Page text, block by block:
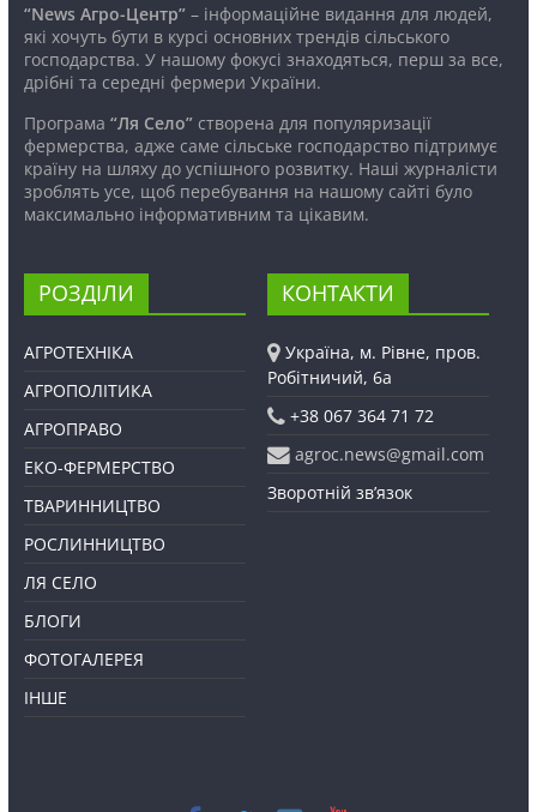
“News Агро-Центр”– інформаційне видання для людей,
які хочуть бути в курсі основних трендів сільського
господарства. У нашому фокусі знаходяться, перш за все,
дрібні та середні фермери України.
Програма “Ля Село”створена для популяризації
фермерства, адже саме сільське господарство підтримує
країну на шляху до успішного розвитку. Наші журналісти
зроблять усе, щоб перебування на нашому сайті було
максимально інформативним та цікавим.
РОЗДІЛИ
АГРОТЕХНІКА
АГРОПОЛІТИКА
АГРОПРАВО
ЕКО-ФЕРМЕРСТВО
ТВАРИННИЦТВО
РОСЛИННИЦТВО
ЛЯ СЕЛО
БЛОГИ
ФОТОГАЛЕРЕЯ
ІНШЕ
КОНТАКТИ
Україна, м. Рівне, пров.
Робітничий, 6а
+38 067 364 71 72
agroc.news@gmail.com
Зворотній зв’язок